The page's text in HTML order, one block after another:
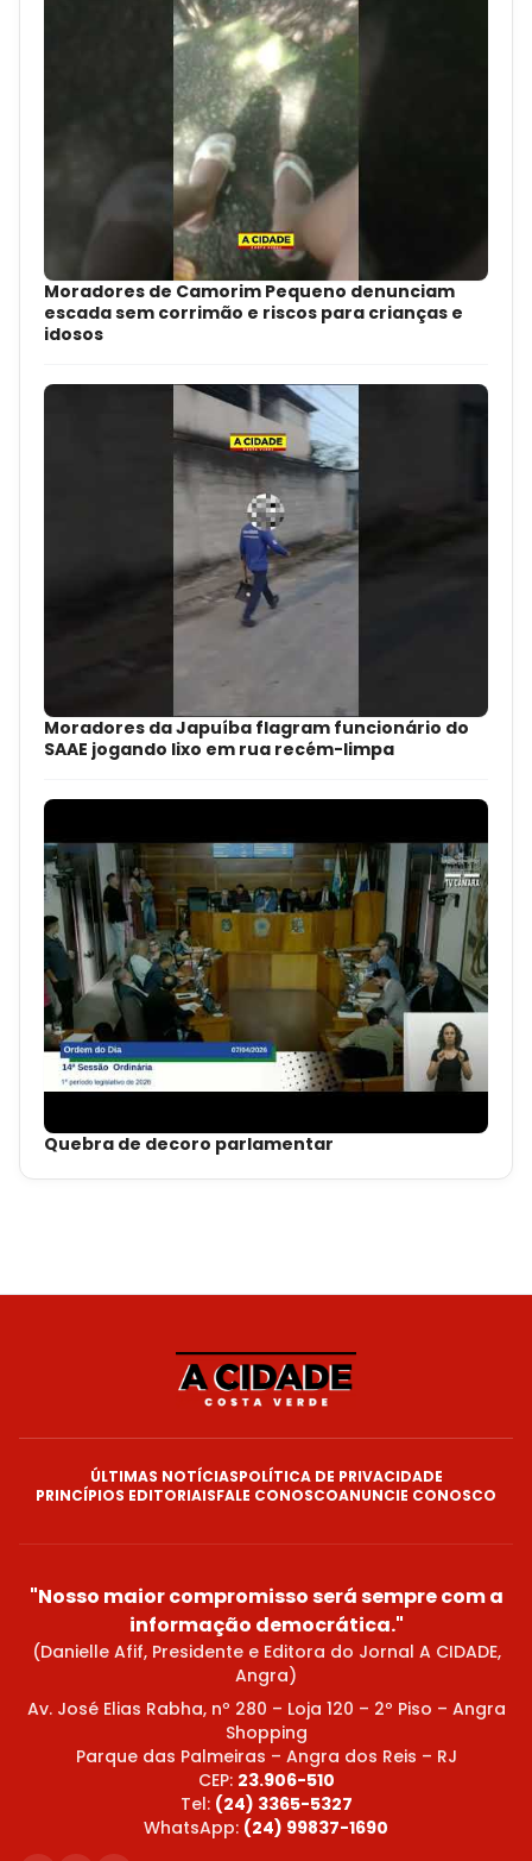
Moradores de Camorim Pequeno denunciam
escada sem corrimão e riscos para crianças e
idosos
Moradores da Japuíba flagram funcionário do
SAAE jogando lixo em rua recém-limpa
Quebra de decoro parlamentar
ÚLTIMAS NOTÍCIASPOLÍTICA DE PRIVACIDADE
PRINCÍPIOS EDITORIAISFALE CONOSCOANUNCIE CONOSCO
"Nosso maior compromisso será sempre com a
informação democrática."
(Danielle Afif, Presidente e Editora do Jornal A CIDADE,
Angra)
Av. José Elias Rabha, nº 280 – Loja 120 – 2º Piso – Angra
Shopping
Parque das Palmeiras – Angra dos Reis – RJ
CEP: 23.906-510
Tel: (24) 3365-5327
WhatsApp: (24) 99837-1690